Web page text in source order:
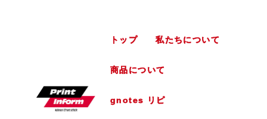
トップ 私たちについて
商品について
gnotes リピ